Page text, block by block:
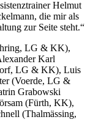
Helmut
die mir als
zur Seite steht.“
LG & KK),
Karl
LG & KK), Luis
(Voerde, LG &
Grabowski
(Fürth, KK),
(Thalmässing,